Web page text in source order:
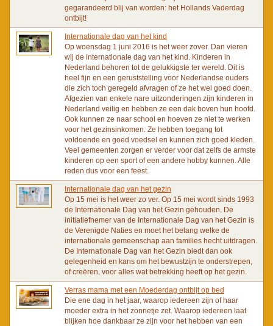
gegarandeerd blij van worden: het Hollands Vaderdag
ontbijt!
Internationale dag van het kind
Op woensdag 1 juni 2016 is het weer zover. Dan vieren
wij de internationale dag van het kind. Kinderen in
Nederland behoren tot de gelukkigste ter wereld. Dit is
heel fijn en een geruststelling voor Nederlandse ouders
die zich toch geregeld afvragen of ze het wel goed doen.
Afgezien van enkele nare uitzonderingen zijn kinderen in
Nederland veilig en hebben ze een dak boven hun hoofd.
Ook kunnen ze naar school en hoeven ze niet te werken
voor het gezinsinkomen. Ze hebben toegang tot
voldoende en goed voedsel en kunnen zich goed kleden.
Veel gemeenten zorgen er verder voor dat zelfs de armste
kinderen op een sport of een andere hobby kunnen. Alle
reden dus voor een feest.
Internationale dag van het gezin
Op 15 mei is het weer zo ver. Op 15 mei wordt sinds 1993
de Internationale Dag van het Gezin gehouden. De
initiatiefnemer van de Internationale Dag van het Gezin is
de Verenigde Naties en moet het belang welke de
internationale gemeenschap aan families hecht uitdragen.
De Internationale Dag van het Gezin biedt dan ook
gelegenheid en kans om het bewustzijn te onderstrepen,
of creëren, voor alles wat betrekking heeft op het gezin.
Verras mama met een Moederdag ontbijt op bed
Die ene dag in het jaar, waarop iedereen zijn of haar
moeder extra in het zonnetje zet. Waarop iedereen laat
blijken hoe dankbaar ze zijn voor het hebben van een